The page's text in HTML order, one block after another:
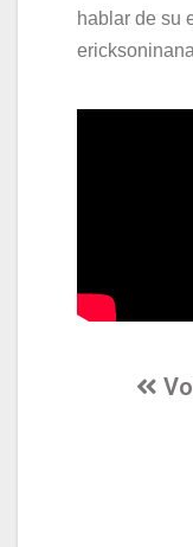
hablar de su